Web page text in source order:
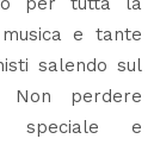
e tante
salendo sul
perdere
speciale e